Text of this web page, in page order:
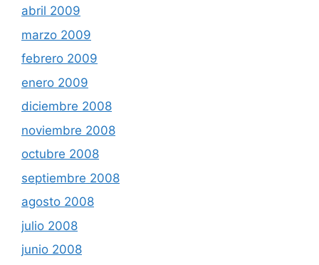
abril 2009
marzo 2009
febrero 2009
enero 2009
diciembre 2008
noviembre 2008
octubre 2008
septiembre 2008
agosto 2008
julio 2008
junio 2008